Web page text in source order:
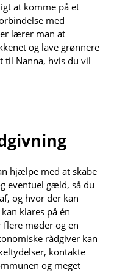
at komme på et
med
lærer man at
og lave grønnere
til Nanna, hvis du vil
hjælpe med at skabe
eventuel gæld, så du
og hvor der kan
klares på én
møder og en
rådgiver kan
kontakte
og meget